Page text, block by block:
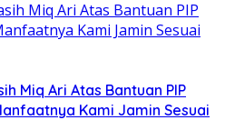
Miq Ari Atas Bantuan PIP
Kami Jamin Sesuai